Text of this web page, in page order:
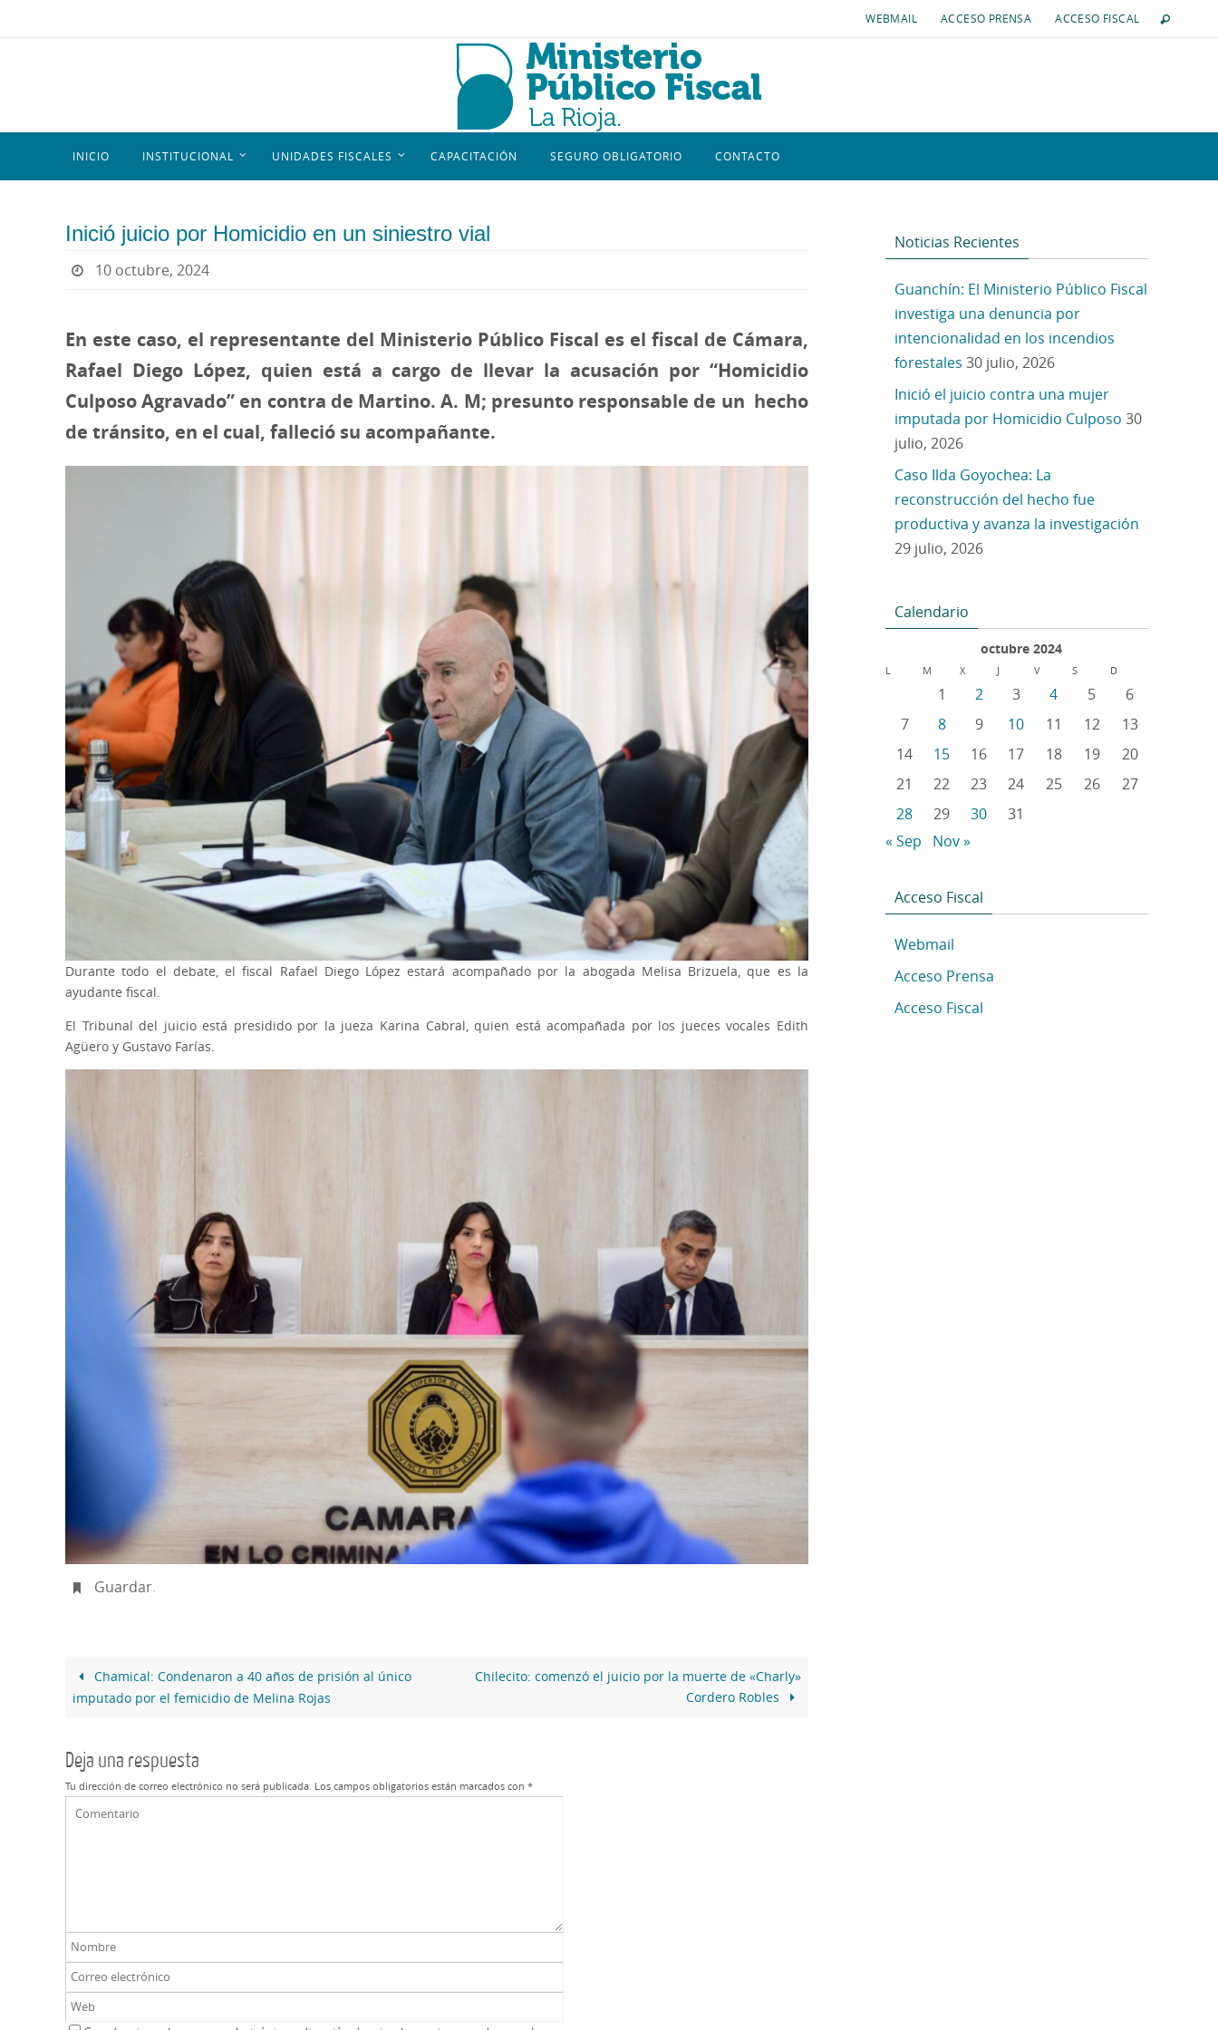
WEBMAIL ACCESO PRENSA ACCESO FISCAL
INICIO INSTITUCIONAL UNIDADES FISCALES CAPACITACIÓN SEGURO OBLIGATORIO CONTACTO
Inició juicio por Homicidio en un siniestro vial
10 octubre, 2024
En este caso, el representante del Ministerio Público Fiscal es el fiscal de Cámara,
Rafael Diego López, quien está a cargo de llevar la acusación por “Homicidio
Culposo Agravado” en contra de Martino. A. M; presunto responsable de un hecho
de tránsito, en el cual, falleció su acompañante.
Durante todo el debate, el fiscal Rafael Diego López estará acompañado por la abogada Melisa Brizuela, que es la
ayudante fiscal.
El Tribunal del juicio está presidido por la jueza Karina Cabral, quien está acompañada por los jueces vocales Edith
Agüero y Gustavo Farías.
Guardar.
Chamical: Condenaron a 40 años de prisión al único
imputado por el femicidio de Melina Rojas
Chilecito: comenzó el juicio por la muerte de «Charly»
Cordero Robles
Deja una respuesta
Tu dirección de correo electrónico no será publicada. Los campos obligatorios están marcados con *
Noticias Recientes
Guanchín: El Ministerio Público Fiscal
investiga una denuncia por
intencionalidad en los incendios
forestales 30 julio, 2026
Inició el juicio contra una mujer
imputada por Homicidio Culposo 30
julio, 2026
Caso Ilda Goyochea: La
reconstrucción del hecho fue
productiva y avanza la investigación
29 julio, 2026
Calendario
octubre 2024
L M X J V S D
1 2 3 4 5
6
7
8 9 10 11 12
13
14
15 16 17 18 19
20
21
22 23 24 25 26
27
28
29 30
31
« Sep
Nov »
Acceso Fiscal
Webmail
Acceso Prensa
Acceso Fiscal